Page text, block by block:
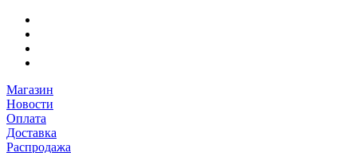
Магазин
Новости
Оплата
Доставка
Распродажа